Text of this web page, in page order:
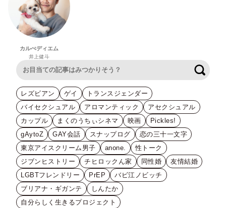
カルぺディエム
井上健斗
レズビアン ゲイ
トランスジェンダー
バイセクシュアル
アロマンティック
アセクシュアル
カップル
まくのうちぃシネマ 映画
Pickles!
gAytoZ
GAY会話 スナップログ
恋の三十一文字
東京アイスクリーム男子
anone.
性トーク
ジブンヒストリー
チヒロックん家 同性婚
友情結婚
LGBTフレンドリー
PrEP
バビ江ノビッチ
ブリアナ・ギガンテ
しんたか
自分らしく生きるプロジェクト